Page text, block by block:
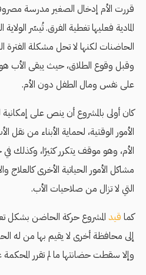
قررت الأم إدخال الصغير مدرسة
المادية فعليها تغطية الفرق. تُيسّر
الحاضنات لكنها لا تحل مشكلة الفترة
وقبل وقوع الطلاق، حيث يبقى الأب هو
على نفس ومال الطفل دون الأم.
كان أولى بالمشروع أن ينص على
الأمور الوقتية، لحماية الأبناء من نقل
الأم، وهو موقف يتكرر كثيرًا، وكذلك
مشاكل الأمور الحياتية الأخرى كالعلاج
التي لا تزال من صلاحيات الأب.
كما قيد المشروع حركة الحاضن بشكل
إلى محافظة أخرى لا يقيم بها من له
وإلا سقطت حضانتها ما لم تقرر